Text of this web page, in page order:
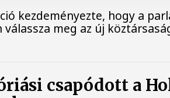
kezdeményezte, hogy a
válassza meg az új
csapódott a